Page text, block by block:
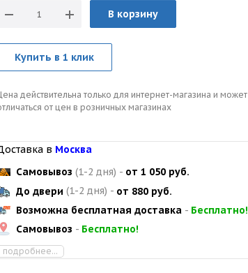
В корзину
Купить в 1 клик
действительна только для интернет-магазина и может
от цен в розничных магазинах
в Москва
Самовывоз (1-2 дня) - от 1 050 руб.
До двери (1-2 дня) - от 880 руб.
Возможна бесплатная доставка - Бесплатно!
Самовывоз - Бесплатно!
подробнее...